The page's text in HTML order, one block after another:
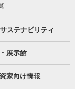
ステナビリティ
展示館
家向け情報